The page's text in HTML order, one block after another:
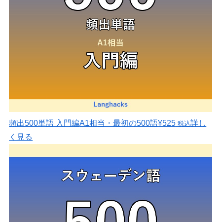
頻出500単語 入門編A1相当・最初の500語¥525 税込詳し
く見る